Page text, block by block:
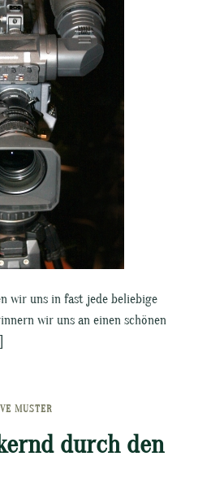
wir uns in fast jede beliebige
wir uns an einen schönen
MUSTER
durch den